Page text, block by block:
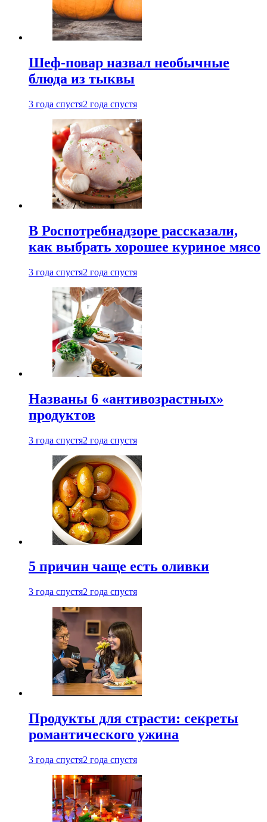
Шеф-повар назвал необычные
блюда из тыквы
3 года спустя2 года спустя
В Роспотребнадзоре рассказали,
как выбрать хорошее куриное мясо
3 года спустя2 года спустя
Названы 6 «антивозрастных»
продуктов
3 года спустя2 года спустя
5 причин чаще есть оливки
3 года спустя2 года спустя
Продукты для страсти: секреты
романтического ужина
3 года спустя2 года спустя